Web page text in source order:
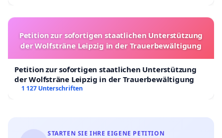
Petition zur sofortigen staatlichen Unterstützung
der Wolfsträne Leipzig in der Trauerbewältigung
Petition zur sofortigen staatlichen Unterstützung
der Wolfsträne Leipzig in der Trauerbewältigung
1 127 Unterschriften
STARTEN SIE IHRE EIGENE PETITION